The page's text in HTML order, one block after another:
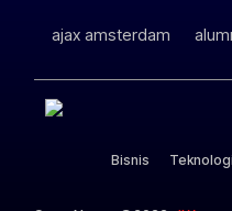
ajax amsterdam
Bisnis Teknologi